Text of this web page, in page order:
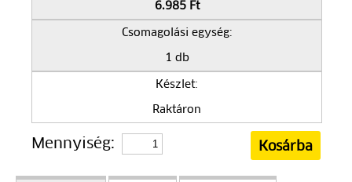
6.985 Ft
Csomagolási egység:
1 db
Készlet:
Raktáron
Mennyiség: